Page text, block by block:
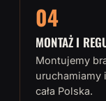
04
MONTAŻ I
Montujemy
uruchamiamy
cała Polska.